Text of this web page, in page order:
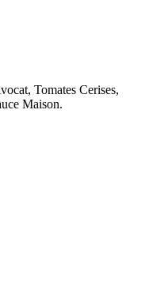
Tomates Cerises,
Maison.